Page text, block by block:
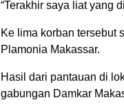
“Terakhir saya liat yang
Ke lima korban tersebut
Plamonia Makassar.
Hasil dari pantauan di
gabungan Damkar